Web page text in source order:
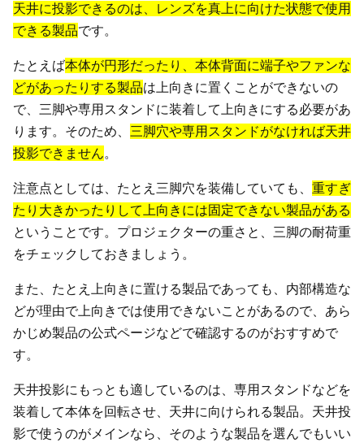
天井に投影できるのは、レンズを真上に向けた状態で使用
できる製品です。
たとえば本体が円形だったり、本体背面に端子やファンな
どがあったりする製品は上向きに置くことができないの
で、三脚や専用スタンドに装着して上向きにする必要があ
ります。そのため、 三脚穴や専用スタンドがなければ天井
投影できません。
注意点としては、たとえ三脚穴を装備していても、 重すぎ
たり大きかったりして上向きには固定できない製品がある
ということです。プロジェクターの重さと、三脚の耐荷重
をチェックしておきましょう。
また、たとえ上向きに置ける製品であっても、内部構造な
どが理由で上向きでは使用できないことがあるので、あら
かじめ製品の公式ページなどで確認するのがおすすめで
す。
天井投影にもっとも適しているのは、専用スタンドなどを
装着して本体を回転させ、天井に向けられる製品。天井投
影で使うのがメインなら、そのような製品を選んでもいい